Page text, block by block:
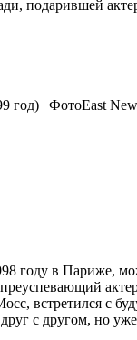
подарившей
год) | ФотоEast
году в Париже,
встретился с
с другом, но